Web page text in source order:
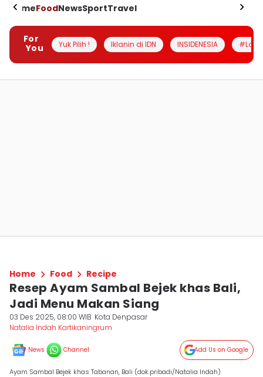
HomeFoodNewsSportTravel
For
You
Yuk Pilih ! Iklanin di IDN INSIDENESIA
Home Food Recipe
Resep Ayam Sambal Bejek khas Bali,
Jadi Menu Makan Siang
03 Des 2025, 08:00 WIB Kota Denpasar
Natalia Indah Kartikaningrum
News Channel Add Us on Google
Ayam Sambal Bejek khas Tabanan, Bali (dok.pribadi/Natalia Indah)